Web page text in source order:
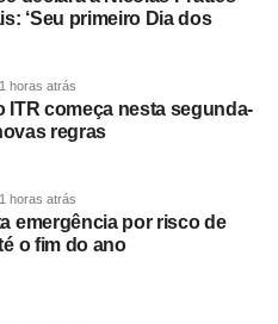
agradeço ao
um concurso histórico,
Juca nos deu para
qualidade e segurança,
transparência”, declarou o
‘Seu primeiro Dia dos
horas atrás
ITR começa nesta segunda-
regras
horas atrás
emergência por risco de
o fim do ano